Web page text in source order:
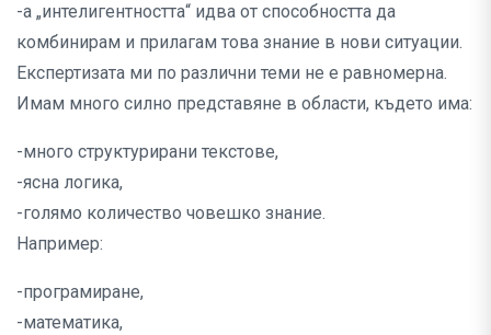
-а „интелигентността“ идва от способността да
комбинирам и прилагам това знание в нови ситуации.
Експертизата ми по различни теми не е равномерна.
Имам много силно представяне в области, където има:
-много структурирани текстове,
-ясна логика,
-голямо количество човешко знание.
Например:
-програмиране,
-математика,